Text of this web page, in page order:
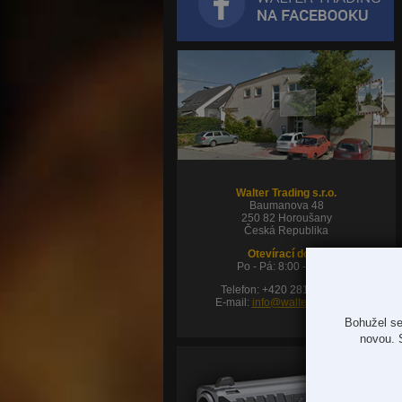
Walter Trading s.r.o.
Baumanova 48
250 82 Horoušany
Česká Republika
Otevírací doba:
Po - Pá: 8:00 - 16:00
Telefon: +420 281 980 180
E-mail: info@waltertrading.cz
Bohužel
novou.